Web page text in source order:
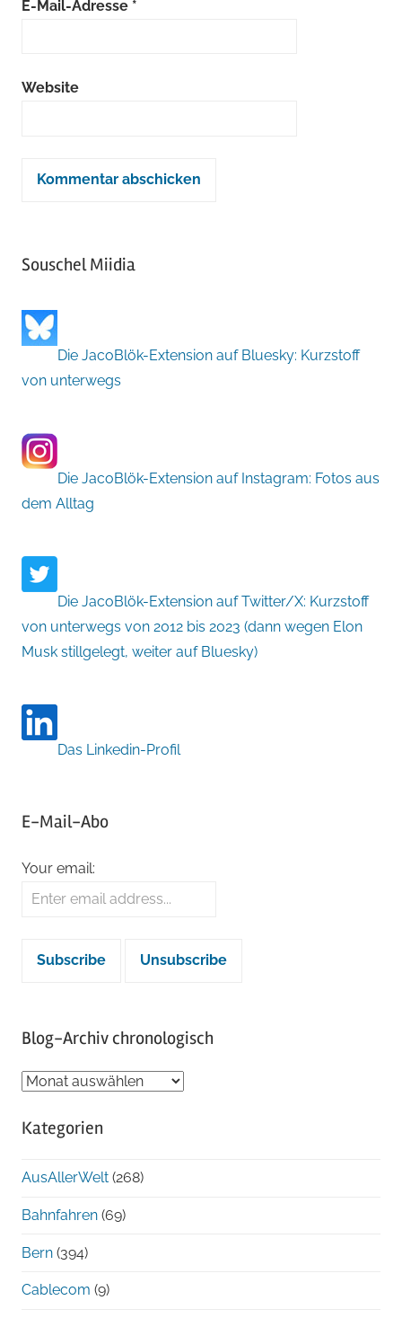
E-Mail-Adresse *
Website
Souschel Miidia
Die JacoBlök-Extension auf Bluesky: Kurzstoff
von unterwegs
Die JacoBlök-Extension auf Instagram: Fotos aus
dem Alltag
Die JacoBlök-Extension auf Twitter/X: Kurzstoff
von unterwegs von 2012 bis 2023 (dann wegen Elon
Musk stillgelegt, weiter auf Bluesky)
Das Linkedin-Profil
E-Mail-Abo
Your email:
Blog-Archiv chronologisch
Blog-
chronologisch
Kategorien
AusAllerWelt (268)
Bahnfahren (69)
Bern (394)
Cablecom (9)